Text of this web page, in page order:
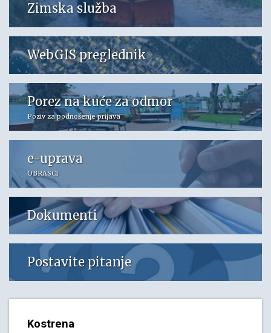
Zimska služba
WebGIS preglednik
Porez na kuće za odmor
Poziv za podnošenje prijava
e-uprava
OBRASCI
Dokumenti
Postavite pitanje
Kostrena